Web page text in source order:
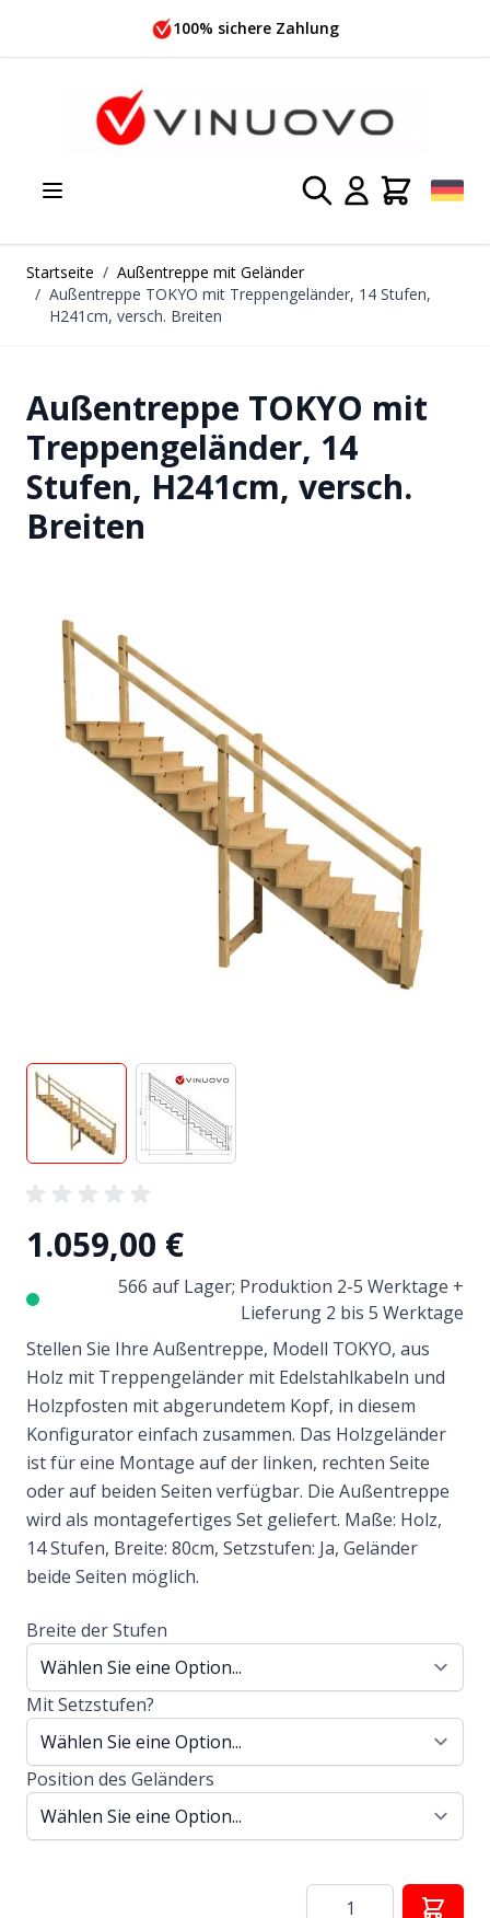
100% sichere Zahlung
Startseite / Außentreppe mit Geländer
/ Außentreppe TOKYO mit Treppengeländer, 14 Stufen,
H241cm, versch. Breiten
Außentreppe TOKYO mit
Treppengeländer, 14
Stufen, H241cm, versch.
Breiten
View larger imageView larger image
1.059,00 €
566 auf Lager; Produktion 2-5 Werktage +
Lieferung 2 bis 5 Werktage
Stellen Sie Ihre Außentreppe, Modell TOKYO, aus
Holz mit Treppengeländer mit Edelstahlkabeln und
Holzpfosten mit abgerundetem Kopf, in diesem
Konfigurator einfach zusammen. Das Holzgeländer
ist für eine Montage auf der linken, rechten Seite
oder auf beiden Seiten verfügbar. Die Außentreppe
wird als montagefertiges Set geliefert. Maße: Holz,
14 Stufen, Breite: 80cm, Setzstufen: Ja, Geländer
beide Seiten möglich.
Breite der Stufen
Mit Setzstufen?
Position des Geländers
Menge